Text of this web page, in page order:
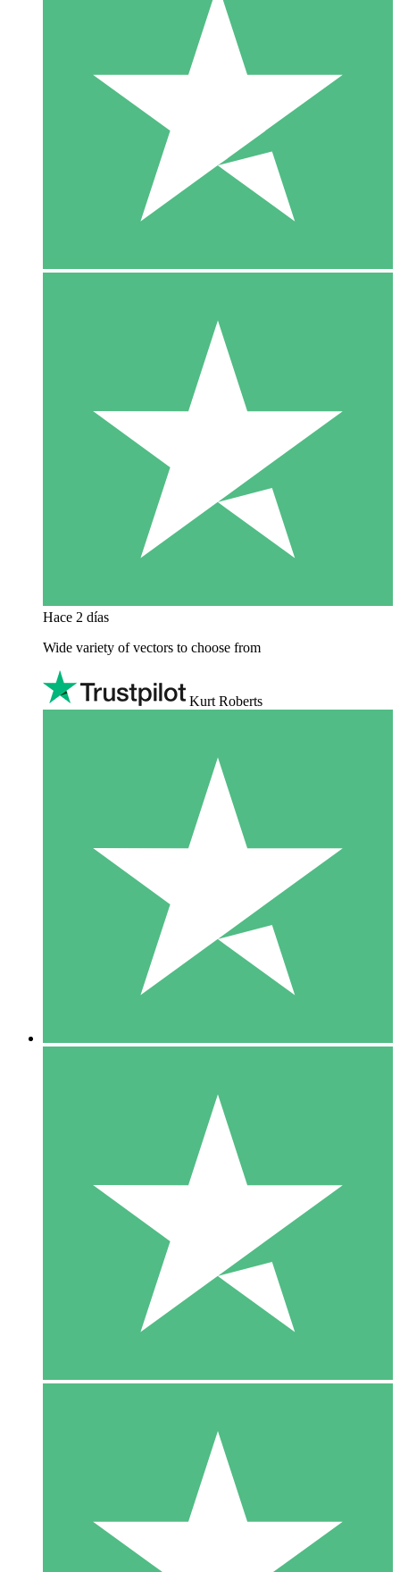
Hace 2 días
Wide variety of vectors to choose from
Kurt Roberts